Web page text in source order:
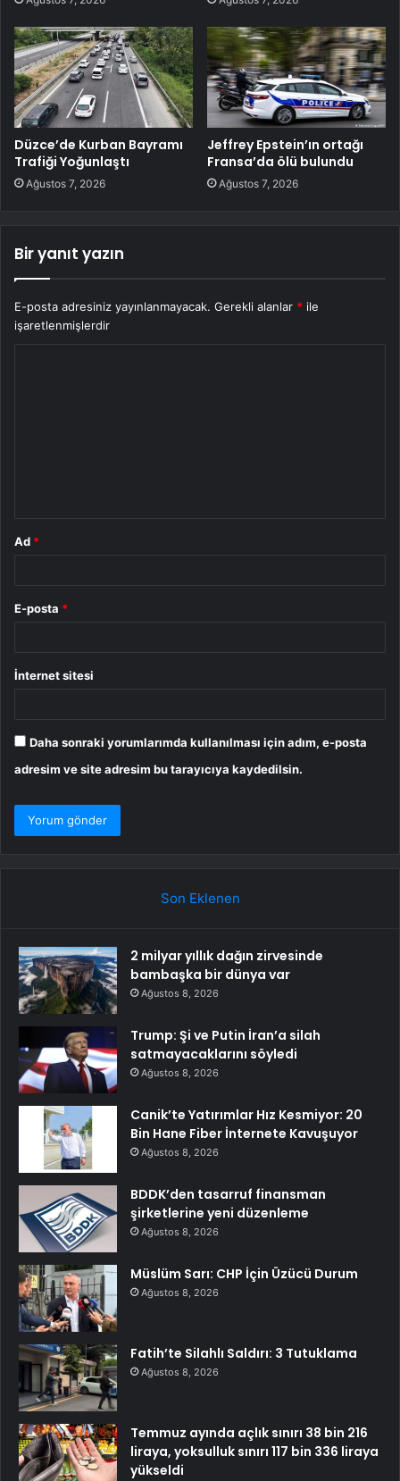
Düzce’de Kurban Bayramı
Trafiği Yoğunlaştı
Ağustos 7, 2026
Jeffrey Epstein’ın ortağı
Fransa’da ölü bulundu
Ağustos 7, 2026
Bir yanıt yazın
E-posta adresiniz yayınlanmayacak. Gerekli alanlar * ile
işaretlenmişlerdir
Ad *
E-posta *
İnternet sitesi
Daha sonraki yorumlarımda kullanılması için adım, e-posta
adresim ve site adresim bu tarayıcıya kaydedilsin.
Son Eklenen
2 milyar yıllık dağın zirvesinde
bambaşka bir dünya var
Ağustos 8, 2026
Trump: Şi ve Putin İran’a silah
satmayacaklarını söyledi
Ağustos 8, 2026
Canik’te Yatırımlar Hız Kesmiyor: 20
Bin Hane Fiber İnternete Kavuşuyor
Ağustos 8, 2026
BDDK’den tasarruf finansman
şirketlerine yeni düzenleme
Ağustos 8, 2026
Müslüm Sarı: CHP İçin Üzücü Durum
Ağustos 8, 2026
Fatih’te Silahlı Saldırı: 3 Tutuklama
Ağustos 8, 2026
Temmuz ayında açlık sınırı 38 bin 216
liraya, yoksulluk sınırı 117 bin 336 liraya
yükseldi